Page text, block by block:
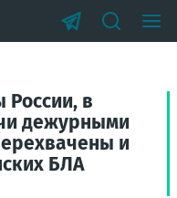
в
дежурными
и
БЛА